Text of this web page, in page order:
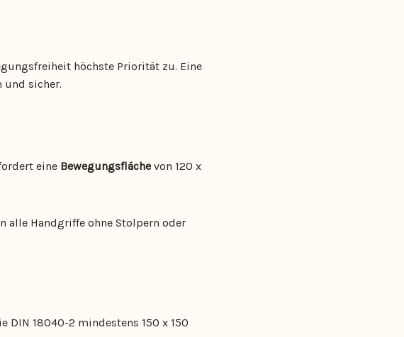
höchste Priorität zu. Eine
und sicher.
eine Bewegungsflächevon 120 x
alle Handgriffe ohne Stolpern oder
18040-2 mindestens 150 x 150